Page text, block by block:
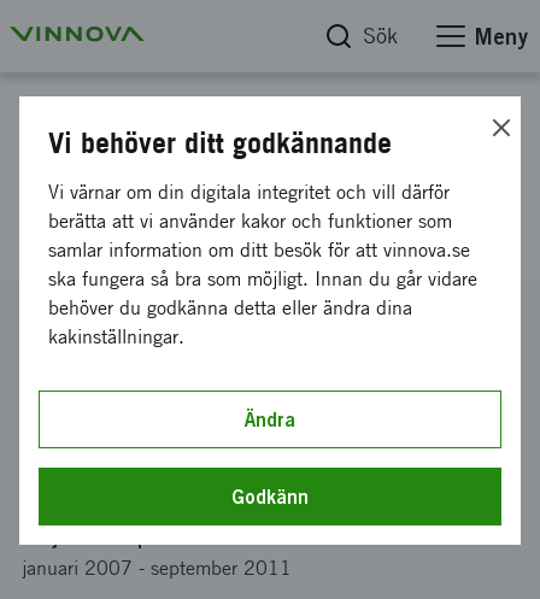
Sök Meny
CIRCLE -
Innovationssystemforskning
Diarienummer
2007-00012
Koordinator
CIRCLE
Bidrag från Vinnova
januari 2007 - september 2011
Vi behöver ditt godkännande
Vi värnar om din digitala integritet och vill därför
berätta att vi använder kakor och funktioner som
samlar information om ditt besök för att vinnova.se
ska fungera så bra som möjligt. Innan du går vidare
behöver du godkänna detta eller ändra dina
kakinställningar.
Ändra
Godkänn